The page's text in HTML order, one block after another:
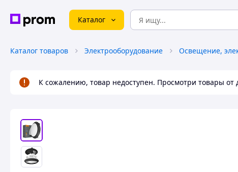
Каталог
Каталог товаров Электрооборудование Освещение,
К сожалению, товар недоступен. Просмотри товары от